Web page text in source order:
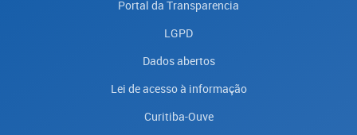
Portal da Transparencia
LGPD
Dados abertos
Lei de acesso à informação
Curitiba-Ouve